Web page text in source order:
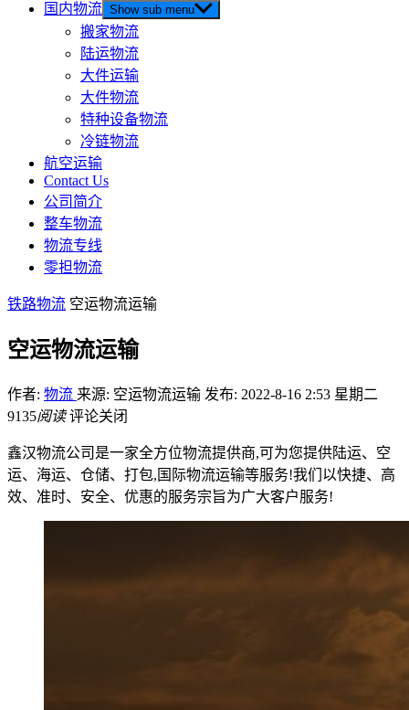
国内物流 Show sub menu
搬家物流
陆运物流
大件运输
大件物流
特种设备物流
冷链物流
航空运输
Contact Us
公司简介
整车物流
物流专线
零担物流
铁路物流 空运物流运输
空运物流运输
作者: 物流 来源: 空运物流运输 发布: 2022-8-16 2:53 星期二
9135阅读 评论关闭
鑫汉物流公司是一家全方位物流提供商,可为您提供陆运、空
运、海运、仓储、打包,国际物流运输等服务!我们以快捷、高
效、准时、安全、优惠的服务宗旨为广大客户服务!